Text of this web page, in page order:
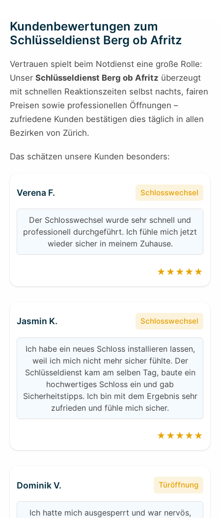
Kundenbewertungen zum
Schlüsseldienst Berg ob Afritz
Vertrauen spielt beim Notdienst eine große Rolle:
Unser Schlüsseldienst Berg ob Afritz überzeugt
mit schnellen Reaktionszeiten selbst nachts, fairen
Preisen sowie professionellen Öffnungen –
zufriedene Kunden bestätigen dies täglich in allen
Bezirken von Zürich.
Das schätzen unsere Kunden besonders:
Verena F. Schlosswechsel
Der Schlosswechsel wurde sehr schnell und
professionell durchgeführt. Ich fühle mich jetzt
wieder sicher in meinem Zuhause.
★★★★★
Jasmin K. Schlosswechsel
Ich habe ein neues Schloss installieren lassen,
weil ich mich nicht mehr sicher fühlte. Der
Schlüsseldienst kam am selben Tag, baute ein
hochwertiges Schloss ein und gab
Sicherheitstipps. Ich bin mit dem Ergebnis sehr
zufrieden und fühle mich sicher.
★★★★★
Dominik V. Türöffnung
Ich hatte mich ausgesperrt und war nervös,